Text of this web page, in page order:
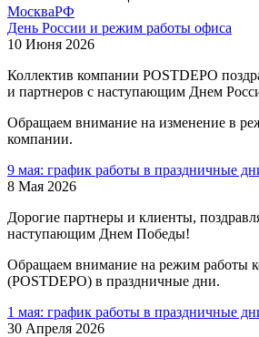
МоскваРФ
День России и режим работы офиса
10 Июня 2026
Коллектив компании POSTDEPO
и партнеров с наступающим Днем
Обращаем внимание на изменение в
компании.
9 мая: график работы в праздничные
8 Мая 2026
Дорогие партнеры и клиенты,
наступающим Днем Победы!
Обращаем внимание на режим
(POSTDEPO) в праздничные дни.
1 мая: график работы в праздничные
30 Апреля 2026